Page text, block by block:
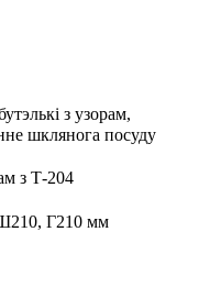
з узорам,
шклянога посуду
з Т-204
Г210 мм